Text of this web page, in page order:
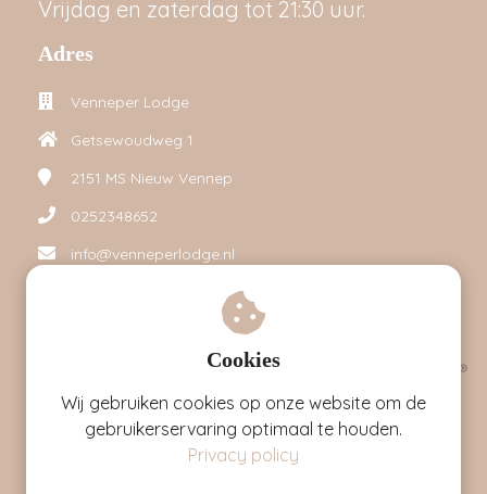
Vrijdag en zaterdag tot 21:30 uur.
Adres
Venneper Lodge
Getsewoudweg 1
2151 MS Nieuw Vennep
0252348652
info@venneperlodge.nl
Cookies
Wij gebruiken cookies op onze website om de
gebruikerservaring optimaal te houden.
Privacy policy